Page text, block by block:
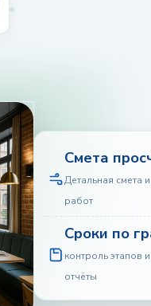
Смета
Детальная смета
работ
Сроки по
контроль этапов
отчёты